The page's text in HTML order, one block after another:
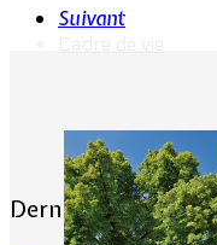
Suivant
Dernières actualités